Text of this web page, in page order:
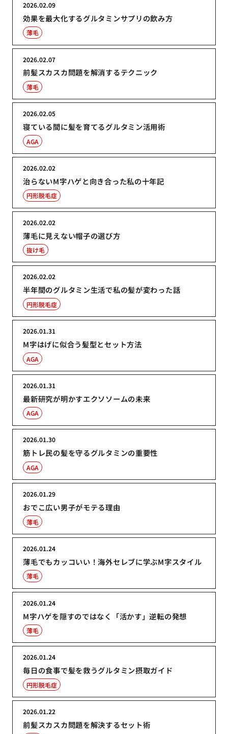
効果を最大化するグルタミンサプリの飲み方
2026.02.09
薄毛
前髪スカスカ問題を解消するテクニック
2026.02.07
薄毛
寝ている間に髪を育てるグルタミン活用術
2026.02.05
AGA
治らないM字ハゲと向き合った私の十年記
2026.02.02
円形脱毛症
薄毛に見えない帽子の選び方
2026.02.02
抜け毛
半年間のグルタミン生活で私の髪が変わった話
2026.02.02
円形脱毛症
M字はげに似合う髪型とセット方法
2026.01.31
AGA
最新研究が明かすエクソソームの未来
2026.01.31
AGA
筋トレ民の髪を守るグルタミンの重要性
2026.01.30
AGA
おでこ広い男子がモテる理由
2026.01.29
薄毛
薄毛でもカッコいい！海外セレブに学ぶM字スタイル
2026.01.24
薄毛
M字ハゲを隠すのではなく「活かす」逆転の発想
2026.01.24
薄毛
毎日の食事で髪を救うグルタミン摂取ガイド
2026.01.24
円形脱毛症
前髪スカスカ問題を解決するセット術
2026.01.22